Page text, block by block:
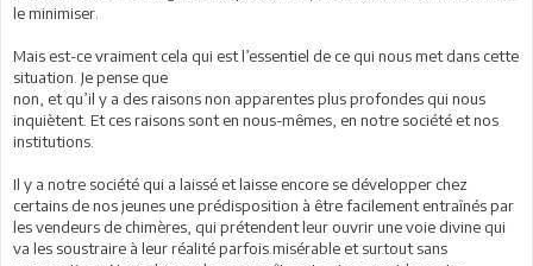
le minimiser.
Mais est-ce vraiment cela qui est l’essentiel de ce qui nous met dans cette
situation. Je pense que
non, et qu’il y a des raisons non apparentes plus profondes qui nous
inquiètent. Et ces raisons sont en nous-mêmes, en notre société et nos
institutions.
Il y a notre société qui a laissé et laisse encore se développer chez
certains de nos jeunes une prédisposition à être facilement entraînés par
les vendeurs de chimères, qui prétendent leur ouvrir une voie divine qui
va les soustraire à leur réalité parfois misérable et surtout sans